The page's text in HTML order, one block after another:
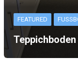
FEATURED